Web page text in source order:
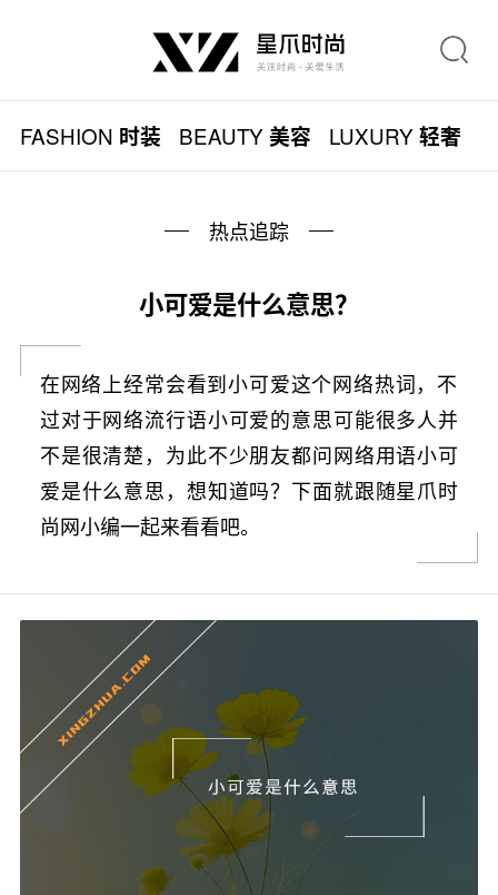
FASHION 时装 BEAUTY美容 LUXURY轻奢
热点追踪
小可爱是什么意思？
在网络上经常会看到小可爱这个网络热词，不
过对于网络流行语小可爱的意思可能很多人并
不是很清楚，为此不少朋友都问网络用语小可
爱是什么意思，想知道吗？下面就跟随星爪时
尚网小编一起来看看吧。